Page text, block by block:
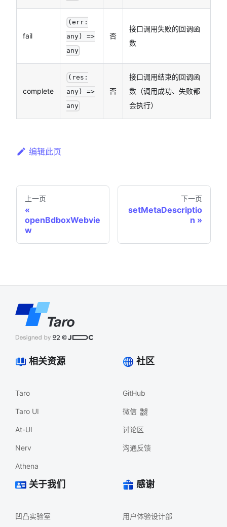
fail
(err:
any) =>
any
否
接口调用失败的回调函
数
complete
(res:
any) =>
any
否
接口调用结束的回调函
数（调用成功、失败都
会执行）
编辑此页
上一页
openBdboxWebvie
w
下一页
setMetaDescriptio
n
相关资源
Taro
Taro UI
At-UI
Nerv
Athena
社区
GitHub
微信
讨论区
沟通反馈
关于我们
凹凸实验室
感谢
用户体验设计部